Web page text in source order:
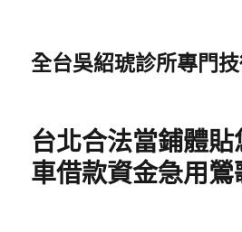
全台吳紹琥診所專門
台北合法當鋪體
車借款資金急用